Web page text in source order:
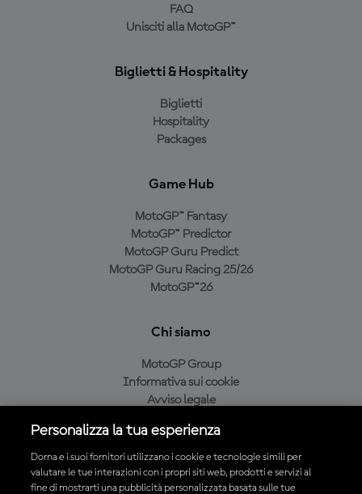
FAQ
Unisciti alla MotoGP™
Biglietti & Hospitality
Biglietti
Hospitality
Packages
Game Hub
MotoGP™ Fantasy
MotoGP™ Predictor
MotoGP Guru Predict
MotoGP Guru Racing 25/26
MotoGP™26
Chi siamo
MotoGP Group
Informativa sui cookie
Avviso legale
Condizioni di acquisto
Personalizza la tua esperienza
Dorna e i suoi fornitori utilizzano i cookie e tecnologie simili per
valutare le tue interazioni con i propri siti web, prodotti e servizi al
fine di mostrarti una pubblicità personalizzata basata sulle tue